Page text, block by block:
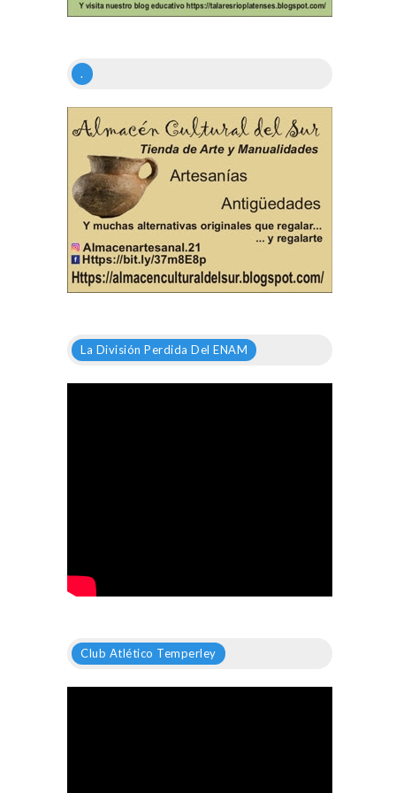
.
La División Perdida Del ENAM
Club Atlético Temperley